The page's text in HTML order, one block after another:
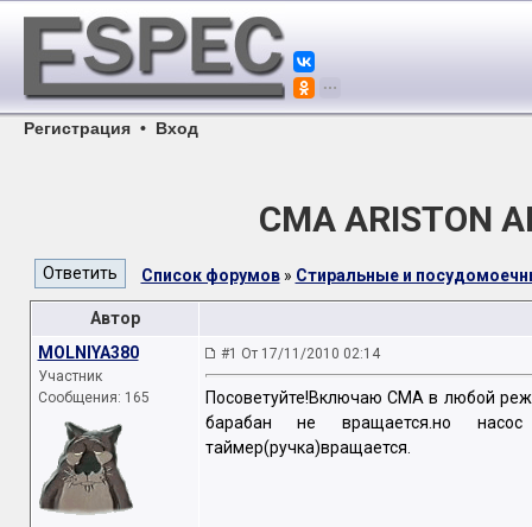
Регистрация • Вход
СМА ARISTON
Список форумов» Стиральные и
Автор
MOLNIYA380
Участник
Сообщения: 165
#1 От 17/11/2010 02:14
Посоветуйте!Включаю СМА в любой
барабан не вращается.но насос
таймер(ручка)вращается.